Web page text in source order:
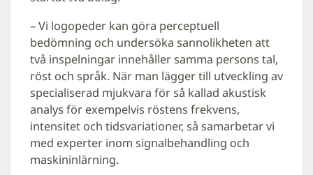
– Vi logopeder kan göra perceptuell
bedömning och undersöka sannolikheten att
två inspelningar innehåller samma persons tal,
röst och språk. När man lägger till utveckling av
specialiserad mjukvara för så kallad akustisk
analys för exempelvis röstens frekvens,
intensitet och tidsvariationer, så samarbetar vi
med experter inom signalbehandling och
maskininlärning.